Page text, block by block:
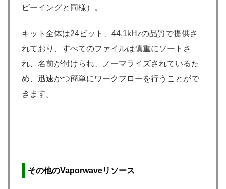
ビーイングと同様）。
キット全体は24ビット、44.1kHzの品質で提供さ
れており、すべてのファイルは慎重にソートさ
れ、名前が付けられ、ノーマライズされているた
め、迅速かつ簡単にワークフローを行うことがで
きます。
その他のVaporwaveリソース